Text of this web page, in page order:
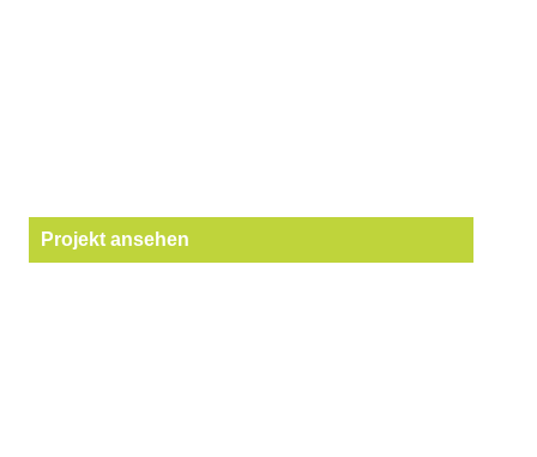
Projekt ansehen